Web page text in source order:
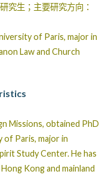
究生；主要研究方向：
of Paris, major in
Law and Church
Missions, obtained PhD
Paris, major in
Study Center. He has
Kong and mainland